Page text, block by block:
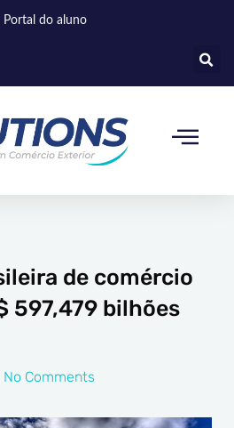
Portal do aluno
de comércio
597,479 bilhões
No Comments